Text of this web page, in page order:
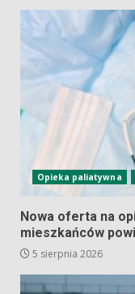
Opieka paliatywna
Nowa oferta na
mieszkańców
5 sierpnia 2026